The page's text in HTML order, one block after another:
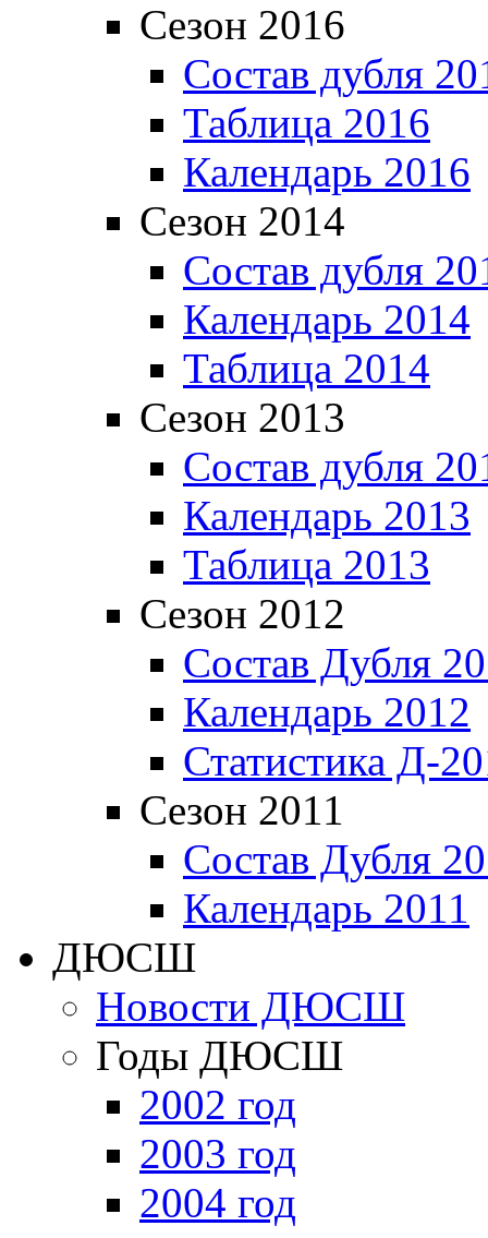
Сезон 2016
Состав дубля
Таблица 2016
Календарь 2016
Сезон 2014
Состав дубля
Календарь 2014
Таблица 2014
Сезон 2013
Состав дубля
Календарь 2013
Таблица 2013
Сезон 2012
Состав Дубля
Календарь 2012
Статистика Д-
Сезон 2011
Состав Дубля
Календарь 2011
ДЮСШ
Новости ДЮСШ
Годы ДЮСШ
2002 год
2003 год
2004 год